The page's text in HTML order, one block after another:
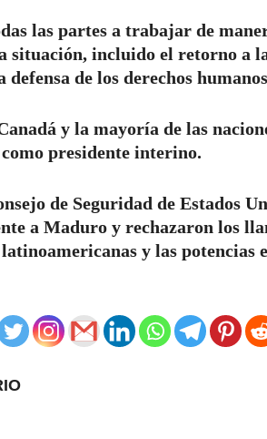
las partes a trabajar de
situación, incluido el retorno a
defensa de los derechos
y la mayoría de las
presidente interino.
de Seguridad de Estados
a Maduro y rechazaron los
y las potencias